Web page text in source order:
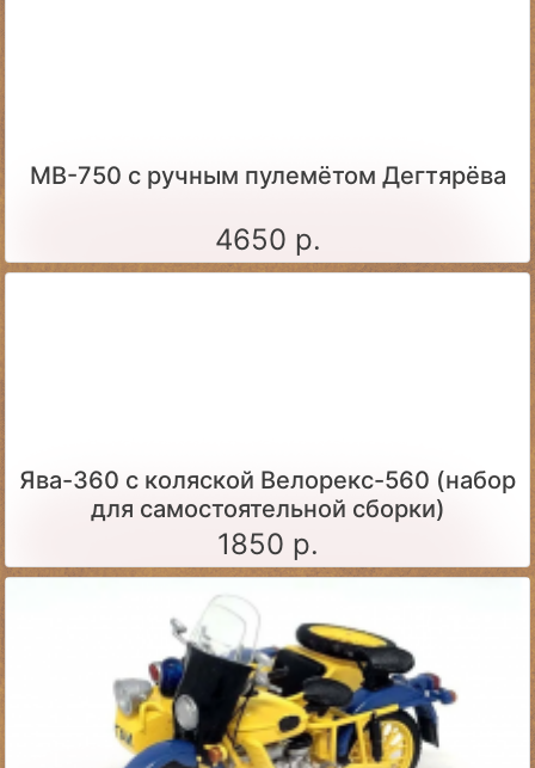
МВ-750 с ручным пулемётом Дегтярёва
4650 р.
Ява-360 c коляской Велорекс-560 (набор
для самостоятельной сборки)
1850 р.